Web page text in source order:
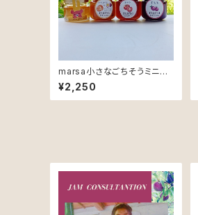
marsa小さなごちそうミニジ
ャムとはちみつセット
¥2,250